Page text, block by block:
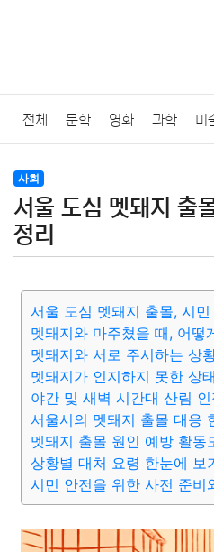
전체 문학 영화 과학 미
법률
질병 가요 방송 일상 주
요리 상품리뷰 원예 금융
대출 자동차 취미 여행
종교 사회 정치 건강 의
부동산 외국어 교육 교통
사회
서울 도심 멧돼지 출
정리
서울 도심 멧돼지 출몰, 시
멧돼지와 마주쳤을 때, 어떻
멧돼지와 서로 주시하는 상
멧돼지가 인지하지 못한 상
야간 및 새벽 시간대 산림
서울시의 멧돼지 출몰 대응
멧돼지 출몰 원인 예방 활동
상황별 대처 요령 한눈에 보
시민 안전을 위한 사전 준비